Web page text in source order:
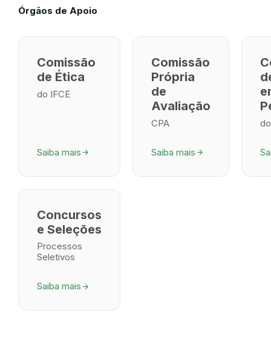
Órgãos de Apoio
Comissão
de Ética
do IFCE
Saiba mais arrow_forward
Comissão
Própria
de
Avaliação
CPA
Saiba mais arrow_forward
Concursos
e Seleções
Processos
Seletivos
Saiba mais arrow_forward